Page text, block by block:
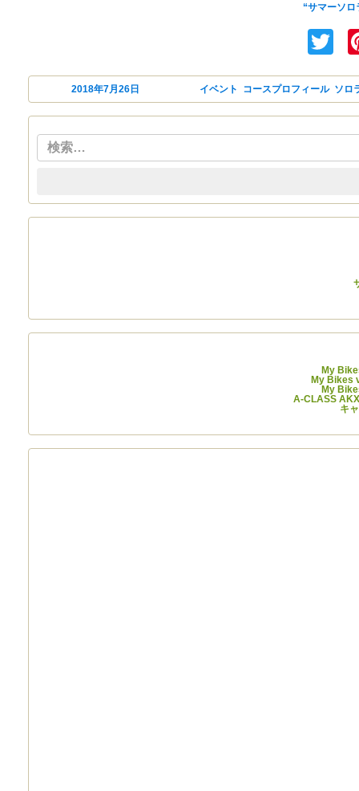
“サマーソ
2018年7月26日 イベント コースプロフィール, ソロ
My
My Bikes
My
A-CLASS
キ